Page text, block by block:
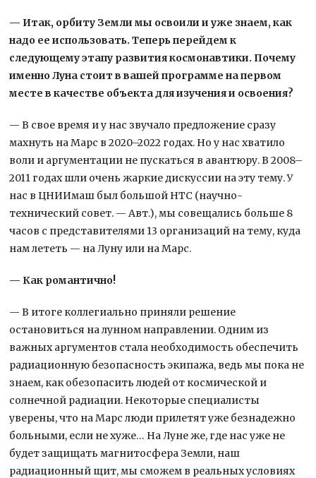
— Итак, орбиту Земли мы освоили и уже знаем, как
надо ее использовать. Теперь перейдем к
следующему этапу развития космонавтики. Почему
именно Луна стоит в вашей программе на первом
месте в качестве объекта для изучения и освоения?
— В свое время и у нас звучало предложение сразу
махнуть на Марс в 2020–2022 годах. Но у нас хватило
воли и аргументации не пускаться в авантюру. В 2008–
2011 годах шли очень жаркие дискуссии на эту тему. У
нас в ЦНИИмаш был большой НТС (научно-
технический совет. — Авт.), мы совещались больше 8
часов с представителями 13 организаций на тему, куда
нам лететь — на Луну или на Марс.
— Как романтично!
— В итоге коллегиально приняли решение
остановиться на лунном направлении. Одним из
важных аргументов стала необходимость обеспечить
радиационную безопасность экипажа, ведь мы пока не
знаем, как обезопасить людей от космической и
солнечной радиации. Некоторые специалисты
уверены, что на Марс люди прилетят уже безнадежно
больными, если не хуже… На Луне же, где нас уже не
будет защищать магнитосфера Земли, наш
радиационный щит, мы сможем в реальных условиях